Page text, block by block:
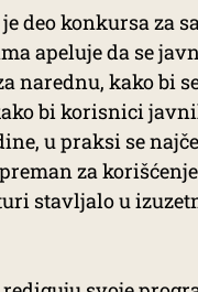
deo konkursa za
apeluje da se
narednu, kako bi
bi korisnici
u praksi se
za
stavljalo u